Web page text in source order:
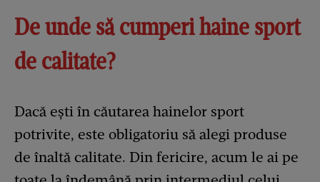
De unde să cumperi haine sport
de calitate?
Dacă ești în căutarea hainelor sport
potrivite, este obligatoriu să alegi produse
de înaltă calitate. Din fericire, acum le ai pe